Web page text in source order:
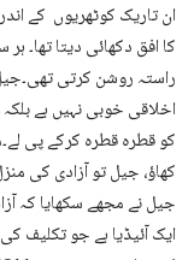
ان تاریک کوٹھریوں کے
کا افق دکھائی دیتا تھا۔
راستہ روشن کرتی
اخلاقی خوبی نہیں ہے
کو قطرہ قطرہ کرکے پی
کھاؤ، جیل تو آزادی کی
جیل نے مجھے سکھایا کہ
ایک آئیڈیا ہے جو تکلیف